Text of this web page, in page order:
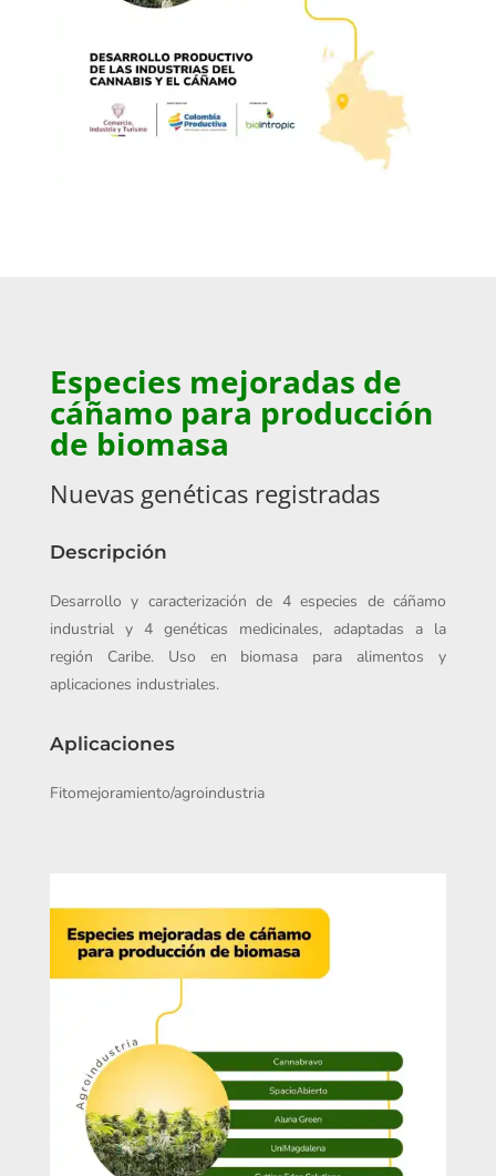
Especies mejoradas de
cáñamo para producción
de biomasa
Nuevas genéticas registradas
Descripción
Desarrollo y caracterización de 4 especies de cáñamo
industrial y 4 genéticas medicinales, adaptadas a la
región Caribe. Uso en biomasa para alimentos y
aplicaciones industriales.
Aplicaciones
Fitomejoramiento/agroindustria